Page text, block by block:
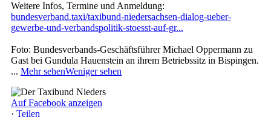
Weitere Infos, Termine und Anmeldung:
bundesverband.taxi/taxibund-niedersachsen-dialog-ueber-
gewerbe-und-verbandspolitik-stoesst-auf-gr...
Foto: Bundesverbands-Geschäftsführer Michael Oppermann zu
Gast bei Gundula Hauenstein an ihrem Betriebssitz in Bispingen.
... Mehr sehenWeniger sehen
Auf Facebook anzeigen
· Teilen